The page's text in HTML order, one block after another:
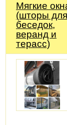
Мягкие
(шторы для
беседок,
веранд и
терасс)